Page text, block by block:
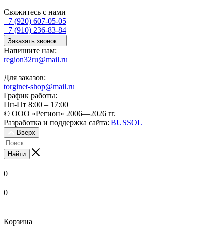
Свяжитесь с нами
+7 (920) 607-05-05
+7 (910) 236-83-84
Заказать звонок
Напишите нам:
region32ru@mail.ru
Для заказов:
torginet-shop@mail.ru
График работы:
Пн-Пт 8:00 – 17:00
© ООО «Регион» 2006—2026 гг.
Разработка и поддержка сайта: BUSSOL
Вверх
Найти
0
0
Корзина